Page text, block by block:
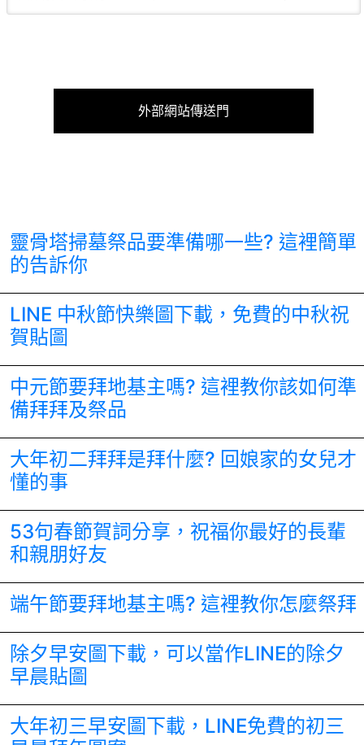
外部網站傳送門
靈骨塔掃墓祭品要準備哪一些? 這裡簡單
的告訴你
LINE 中秋節快樂圖下載，免費的中秋祝
賀貼圖
中元節要拜地基主嗎? 這裡教你該如何準
備拜拜及祭品
大年初二拜拜是拜什麼? 回娘家的女兒才
懂的事
53句春節賀詞分享，祝福你最好的長輩
和親朋好友
端午節要拜地基主嗎? 這裡教你怎麼祭拜
除夕早安圖下載，可以當作LINE的除夕
早晨貼圖
大年初三早安圖下載，LINE免費的初三